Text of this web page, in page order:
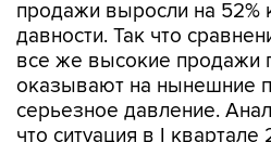
продажи выросли на 52%
давности. Так что
все же высокие продажи
оказывают на нынешние
серьезное давление.
что ситуация в I